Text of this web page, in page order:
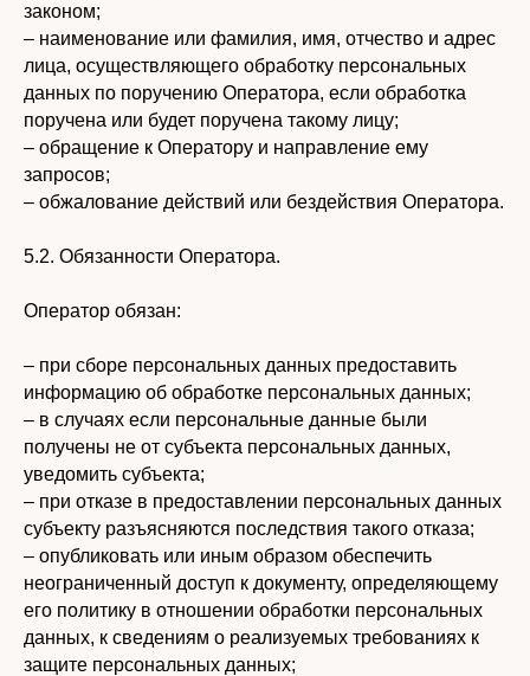
законом;
– наименование или фамилия, имя, отчество и адрес
лица, осуществляющего обработку персональных
данных по поручению Оператора, если обработка
поручена или будет поручена такому лицу;
– обращение к Оператору и направление ему
запросов;
– обжалование действий или бездействия Оператора.
5.2. Обязанности Оператора.
Оператор обязан:
– при сборе персональных данных предоставить
информацию об обработке персональных данных;
– в случаях если персональные данные были
получены не от субъекта персональных данных,
уведомить субъекта;
– при отказе в предоставлении персональных данных
субъекту разъясняются последствия такого отказа;
– опубликовать или иным образом обеспечить
неограниченный доступ к документу, определяющему
его политику в отношении обработки персональных
данных, к сведениям о реализуемых требованиях к
защите персональных данных;